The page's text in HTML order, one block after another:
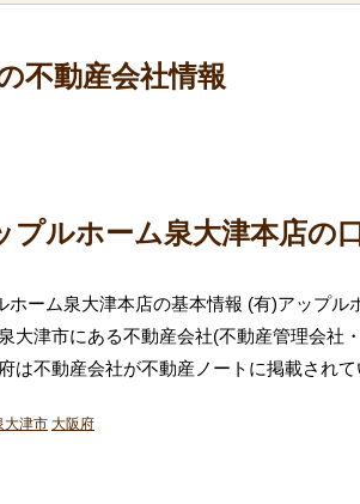
不動産会社情報
プルホーム泉大津本店の
ホーム泉大津本店の基本情報 (有)アップル
大津市にある不動産会社(不動産管理会社
は不動産会社が不動産ノートに掲載され
大津市 大阪府